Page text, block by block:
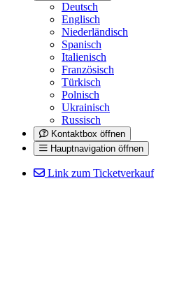
Deutsch
Englisch
Niederländisch
Spanisch
Italienisch
Französisch
Türkisch
Polnisch
Ukrainisch
Russisch
Kontaktbox öffnen
Hauptnavigation öffnen
Link zum Ticketverkauf